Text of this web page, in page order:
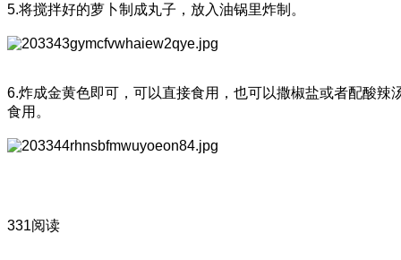
5.将搅拌好的萝卜制成丸子，放入油锅里炸制。
6.炸成金黄色即可，可以直接食用，也可以撒椒盐或者配酸辣
食用。
331阅读